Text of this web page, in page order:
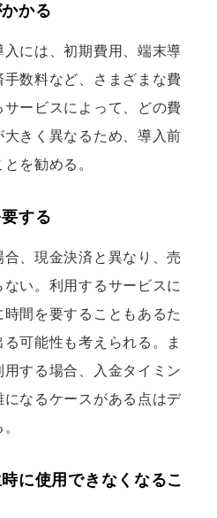
かる
には、初期費用、端末導
数料など、さまざまな費
ービスによって、どの費
きく異なるため、導入前
を勧める。
する
、現金決済と異なり、売
ない。利用するサービスに
間を要することもあるた
可能性も考えられる。ま
する場合、入金タイミン
なるケースがある点はデ
に使用できなくなるこ